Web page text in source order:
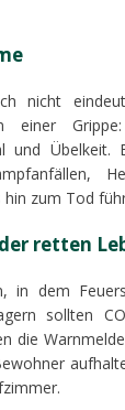
nicht
Grippe:
und Übelkeit.
zum Tod
retten
in dem
sollten
die